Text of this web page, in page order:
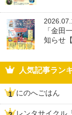
「金田
知らせ
人気記事ラン
にのへごはん